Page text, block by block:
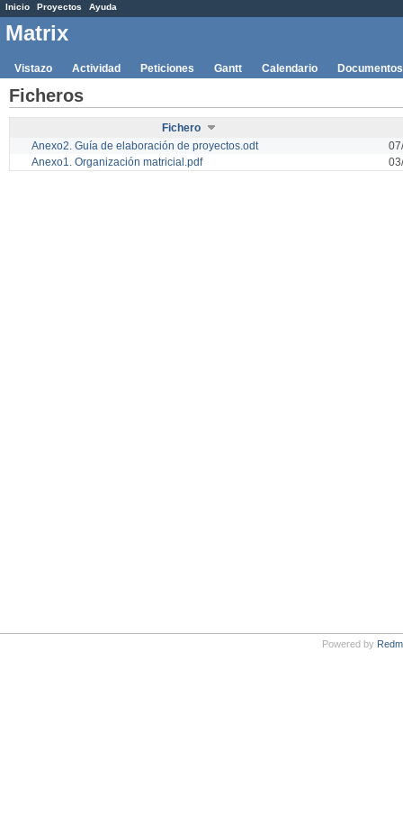
Inicio Proyectos Ayuda
Matrix
Vistazo Actividad Peticiones Gantt Calendario Documentos
Ficheros
Fichero
Anexo2. Guía de elaboración de proyectos.odt
Anexo1. Organización matricial.pdf
Powered by